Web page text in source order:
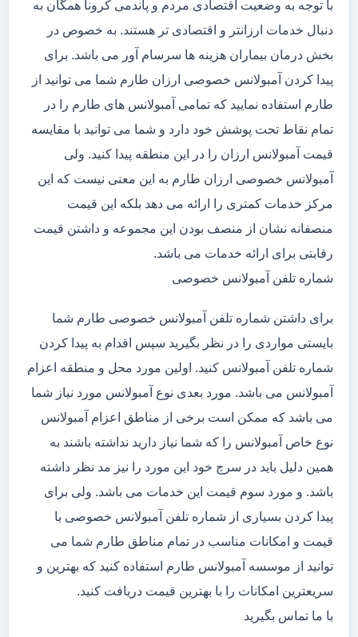
با توجه به وضعیت اقتصادی مردم و پاندمی کرونا همگان به
دنبال خدمات ارزانتر و اقتصادی تر هستند. به خصوص در
بخش درمان بیماران هزینه ها سرسام آور می باشد. برای
پیدا کردن آمبولانس خصوصی ارزان طارم شما می توانید از
طارم استفاده نمایید که تمامی آمبولانس های طارم را در
تمام نقاط تحت پوشش خود دارد و شما می توانید با مقایسه
قیمت آمبولانس ارزان را در این منطقه پیدا کنید. ولی
آمبولانس خصوصی ارزان طارم به این معنی نیست که این
مرکز خدمات کمتری را ارائه می دهد بلکه این قیمت
منصفانه نشان از منصف بودن این مجموعه و داشتن قیمت
رقابتی برای ارائه خدمات می باشد.
شماره تلفن آمبولانس خصوصی
برای داشتن شماره تلفن آمبولانس خصوصی طارم شما
بایستی مواردی را در نظر بگیرید سپس اقدام به پیدا کردن
شماره تلفن آمبولانس کنید. اولین مورد محل و منطقه اعزام
آمبولانس می باشد. مورد بعدی نوع آمبولانس مورد نیاز شما
می باشد که ممکن است برخی از مناطق اعزام آمبولانس
نوع خاص آمبولانس را که شما نیاز دارید نداشته باشند به
همین دلیل باید در سرچ خود این مورد را نیز مد نظر داشته
باشد. و مورد سوم قیمت این خدمات می باشد. ولی برای
پیدا کردن بسیاری از شماره تلفن آمبولانس خصوصی با
قیمت و امکانات مناسب در تمام مناطق طارم شما می
توانید از موسسه آمبولانس طارم استفاده کنید که بهترین و
سریعترین امکانات را با بهترین قیمت دریافت کنید.
با ما تماس بگیرید